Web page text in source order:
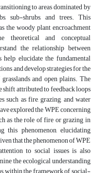
to areas dominated by
sub-shrubs, and trees. This
the woody plant encroachment
theoretical and conceptual
the relationship between
elucidate the fundamental
and develop strategies for the
and open plains. The
shift attributed to feedback loops
as fire, grazing, and water
explored the WPE concerning
as the role of fire or grazing in
phenomenon, elucidating
that the phenomenon of WPE
to social issues is also
the ecological understanding